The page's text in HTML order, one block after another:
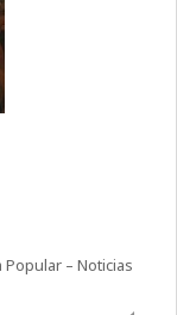
– Noticias